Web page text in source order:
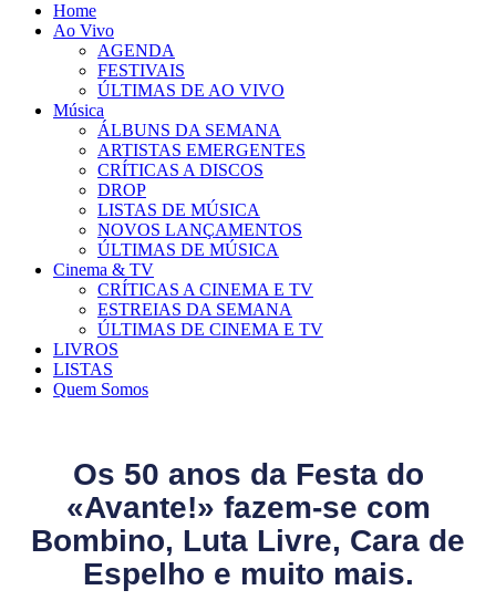
Home
Ao Vivo
AGENDA
FESTIVAIS
ÚLTIMAS DE AO VIVO
Música
ÁLBUNS DA SEMANA
ARTISTAS EMERGENTES
CRÍTICAS A DISCOS
DROP
LISTAS DE MÚSICA
NOVOS LANÇAMENTOS
ÚLTIMAS DE MÚSICA
Cinema & TV
CRÍTICAS A CINEMA E TV
ESTREIAS DA SEMANA
ÚLTIMAS DE CINEMA E TV
LIVROS
LISTAS
Quem Somos
Os 50 anos da Festa do
«Avante!» fazem-se com
Bombino, Luta Livre, Cara de
Espelho e muito mais.